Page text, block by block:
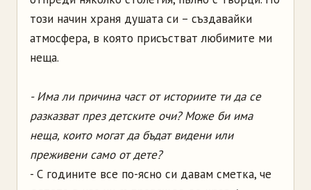
този начин храня душата си – създавайки
атмосфера, в която присъстват любимите ми
неща.
- Има ли причина част от историите ти да се
разказват през детските очи? Може би има
неща, които могат да бъдат видени или
преживени само от дете?
- С годините все по-ясно си давам сметка, че